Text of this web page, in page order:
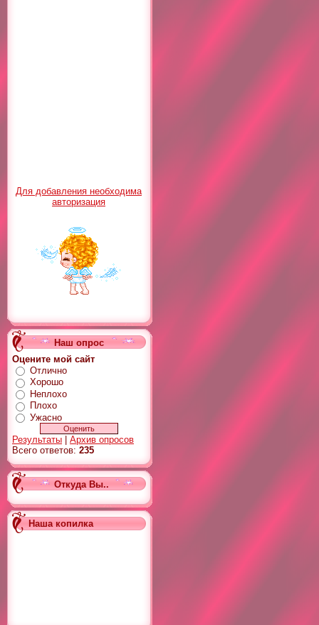
Для добавления необходима
авторизация
Наш опрос
Оцените мой сайт
Отлично
Хорошо
Неплохо
Плохо
Ужасно
Результаты
Архив опросов
Всего ответов: 235
Откуда Вы..
Наша копилка